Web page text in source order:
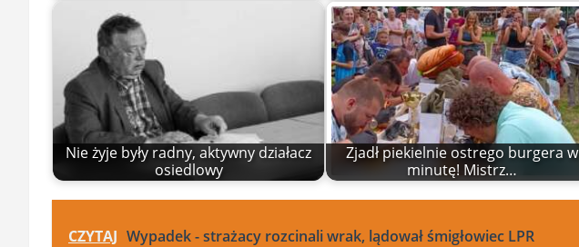
Nie żyje były radny, aktywny działacz
osiedlowy
Zjadł piekielnie ostrego burgera w
minutę! Mistrz…
CZYTAJ Wypadek - strażacy rozcinali wrak, lądował śmigłowiec LPR